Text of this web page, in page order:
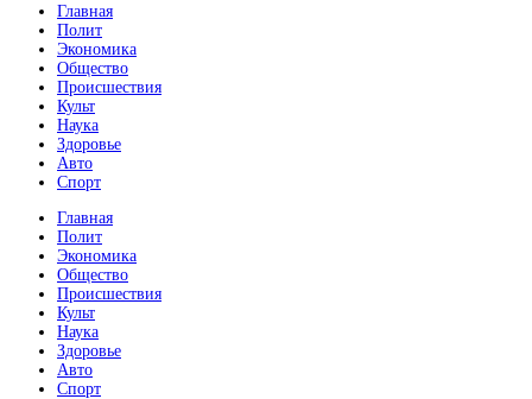
Главная
Полит
Экономика
Общество
Происшествия
Культ
Наука
Здоровье
Авто
Спорт
Главная
Полит
Экономика
Общество
Происшествия
Культ
Наука
Здоровье
Авто
Спорт